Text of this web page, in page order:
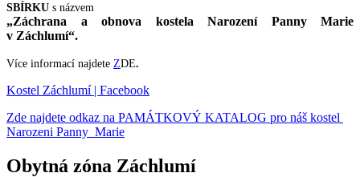
SBÍRKU s názvem
„Záchrana a obnova kostela Narození Panny Marie
v Záchlumí“.
Více informací najdete ZDE.
Kostel Záchlumí | Facebook
Zde najdete odkaz na PAMÁTKOVÝ KATALOG pro náš kostel
Narozeni Panny Marie
Obytná zóna Záchlumí